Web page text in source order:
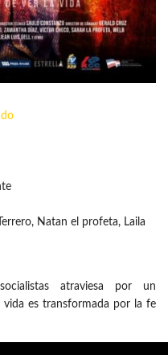
Natan el profeta, Laila
atraviesa por un
es transformada por la fe